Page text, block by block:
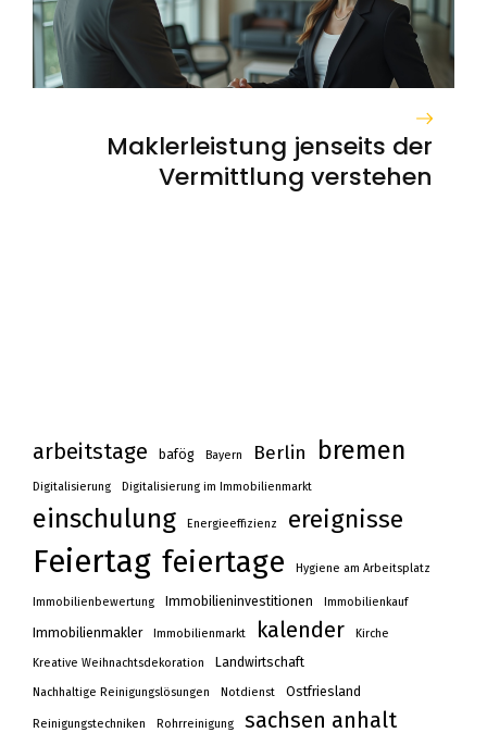
Maklerleistung jenseits der
Vermittlung verstehen
arbeitstage bafög Bayern Berlin bremen
Digitalisierung Digitalisierung im Immobilienmarkt
einschulung Energieeffizienz ereignisse
Feiertag feiertage Hygiene am Arbeitsplatz
Immobilienbewertung Immobilieninvestitionen Immobilienkauf
Immobilienmakler Immobilienmarkt kalender Kirche
Kreative Weihnachtsdekoration Landwirtschaft
Nachhaltige Reinigungslösungen Notdienst Ostfriesland
Reinigungstechniken Rohrreinigung sachsen anhalt